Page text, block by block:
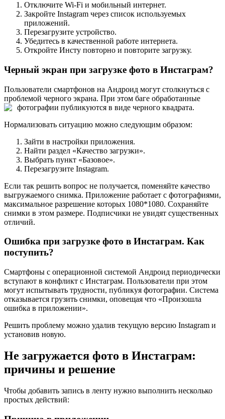
Отключите Wi-Fi и мобильный интернет.
Закройте Instagram через список используемых
приложений.
Перезагрузите устройство.
Убедитесь в качественной работе интернета.
Откройте Инсту повторно и повторите загрузку.
Черный экран при загрузке фото в Инстаграм?
Пользователи смартфонов на Андроид могут столкнуться с
проблемой черного экрана. При этом баге обработанные
фотографии публикуются в виде черного квадрата.
Нормализовать ситуацию можно следующим образом:
Зайти в настройки приложения.
Найти раздел «Качество загрузки».
Выбрать пункт «Базовое».
Перезагрузите Instagram.
Если так решить вопрос не получается, поменяйте качество
выгружаемого снимка. Приложение работает с фотографиями,
максимальное разрешение которых 1080*1080. Сохраняйте
снимки в этом размере. Подписчики не увидят существенных
отличий.
Ошибка при загрузке фото в Инстаграм. Как
поступить?
Смартфоны с операционной системой Андроид периодически
вступают в конфликт с Инстаграм. Пользователи при этом
могут испытывать трудности, публикуя фотографии. Система
отказывается грузить снимки, оповещая что «Произошла
ошибка в приложении».
Решить проблему можно удалив текущую версию Instagram и
установив новую.
Не загружается фото в Инстаграм:
причины и решение
Чтобы добавить запись в ленту нужно выполнить несколько
простых действий: